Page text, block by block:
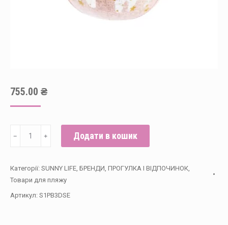
755.00 ₴
Надувний
Єдиноріг,
Sunny
Life,
﹣ ﹢ Додати в кошик
Категорії: SUNNY LIFE, БРЕНДИ, ПРОГУЛКА І ВІДПОЧИНОК,
Товари для пляжу
Артикул: S1PB3DSE